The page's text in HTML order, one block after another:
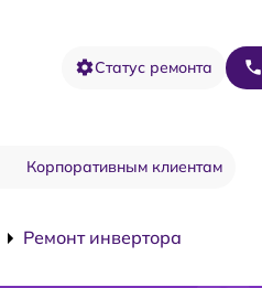
Статус ремонта
Корпоративным клиентам
Ремонт инвертора